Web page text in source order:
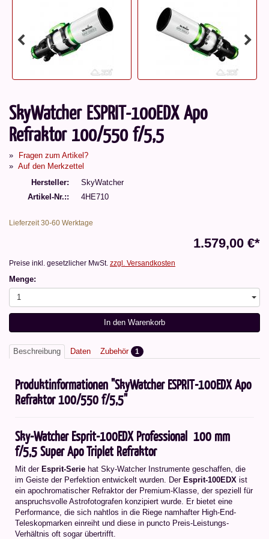
SkyWatcher ESPRIT-100EDX Apo
Refraktor 100/550 f/5,5
Fragen zum Artikel?
Auf den Merkzettel
Hersteller
SkyWatcher
Artikel-Nr.:
4HE710
Lieferzeit 30-60 Werktage
1.579,00 €*
Preise inkl. gesetzlicher MwSt. zzgl. Versandkosten
Menge:
1
In den Warenkorb
Beschreibung Daten Zubehör 1
Produktinformationen "SkyWatcher ESPRIT-100EDX Apo
Refraktor 100/550 f/5,5"
Sky-Watcher Esprit-100EDX Professional  100 mm
f/5,5 Super Apo Triplet Refraktor
Mit der Esprit-Serie hat Sky-Watcher Instrumente geschaffen, die
im Geiste der Perfektion entwickelt wurden. Der Esprit-100EDX ist
ein apochromatischer Refraktor der Premium-Klasse, der speziell für
anspruchsvolle Astrofotografen konzipiert wurde. Er bietet eine
Performance, die sich nahtlos in die Riege namhafter High-End-
Teleskopmarken einreiht und diese in puncto Preis-Leistungs-
Verhältnis oft sogar übertrifft.